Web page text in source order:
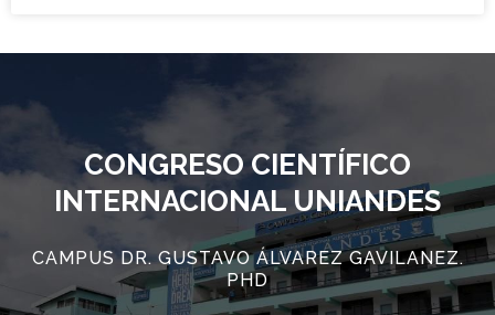
CONGRESO CIENTÍFICO
INTERNACIONAL UNIANDES
CAMPUS DR. GUSTAVO ÁLVAREZ GAVILANEZ.
PHD